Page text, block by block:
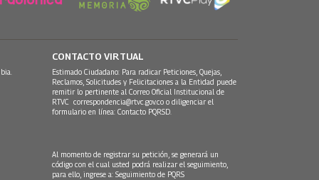
CONTACTO VIRTUAL
Estimado Ciudadano: Para radicar Peticiones, Quejas,
Reclamos, Solicitudes y Felicitaciones a la Entidad puede
remitir lo pertinente al Correo Oficial Institucional de
RTVC correspondencia@rtvc.gov.co o diligenciar el
formulario en línea: Contacto PQRSD.
Al momento de registrar su petición, se generará un
código con el cual usted podrá realizar el seguimiento,
para ello, ingrese a: Seguimiento de PQRS